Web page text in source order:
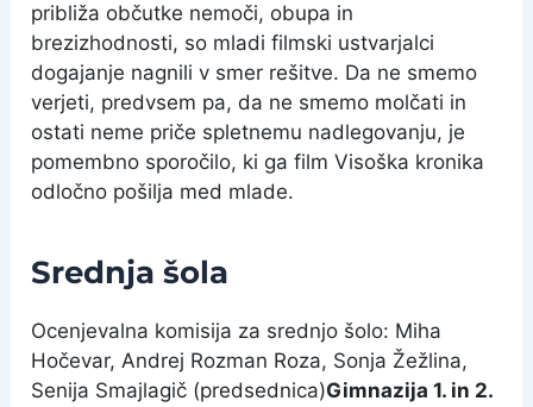
približa občutke nemoči, obupa in
brezizhodnosti, so mladi filmski ustvarjalci
dogajanje nagnili v smer rešitve. Da ne smemo
verjeti, predvsem pa, da ne smemo molčati in
ostati neme priče spletnemu nadlegovanju, je
pomembno sporočilo, ki ga film Visoška kronika
odločno pošilja med mlade.
Srednja šola
Ocenjevalna komisija za srednjo šolo: Miha
Hočevar, Andrej Rozman Roza, Sonja Žežlina,
Senija Smajlagič (predsednica)Gimnazija 1. in 2.